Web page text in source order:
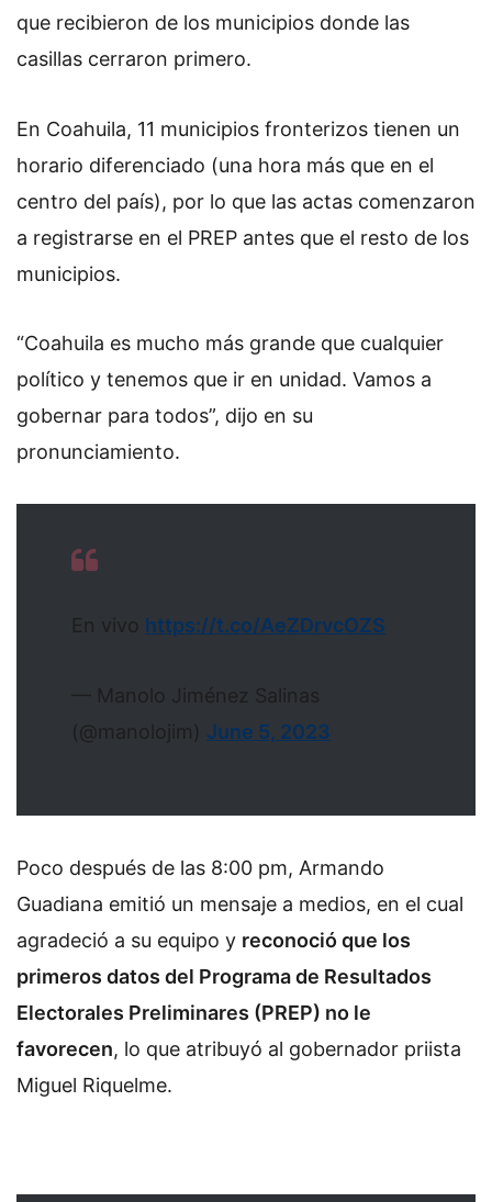
que recibieron de los municipios donde las
casillas cerraron primero.
En Coahuila, 11 municipios fronterizos tienen un
horario diferenciado (una hora más que en el
centro del país), por lo que las actas comenzaron
a registrarse en el PREP antes que el resto de los
municipios.
“Coahuila es mucho más grande que cualquier
político y tenemos que ir en unidad. Vamos a
gobernar para todos”, dijo en su
pronunciamiento.
En vivo https://t.co/AeZDrvcOZS
— Manolo Jiménez Salinas
(@manolojim) June 5, 2023
Poco después de las 8:00 pm, Armando
Guadiana emitió un mensaje a medios, en el cual
agradeció a su equipo y reconoció que los
primeros datos del Programa de Resultados
Electorales Preliminares (PREP) no le
favorecen, lo que atribuyó al gobernador priista
Miguel Riquelme.